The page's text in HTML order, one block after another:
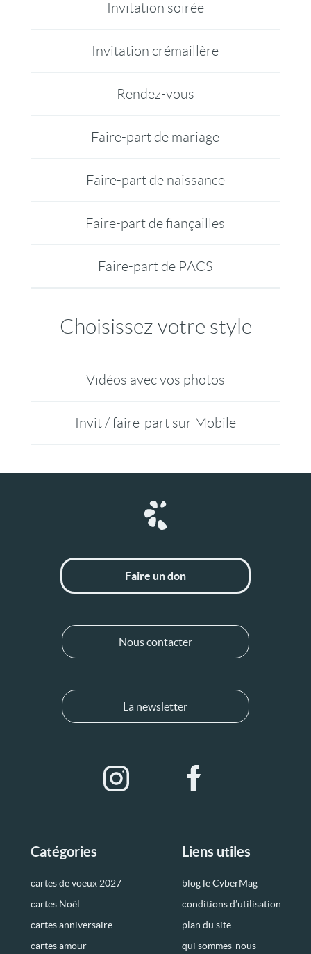
Invitation soirée
Invitation crémaillère
Rendez-vous
Faire-part de mariage
Faire-part de naissance
Faire-part de fiançailles
Faire-part de PACS
Choisissez votre style
Vidéos avec vos photos
Invit / faire-part sur Mobile
Catégories
cartes de voeux 2027
cartes Noël
cartes anniversaire
cartes amour
Liens utiles
blog le CyberMag
conditions d’utilisation
plan du site
qui sommes-nous
Faire un don
Nous contacter
La newsletter